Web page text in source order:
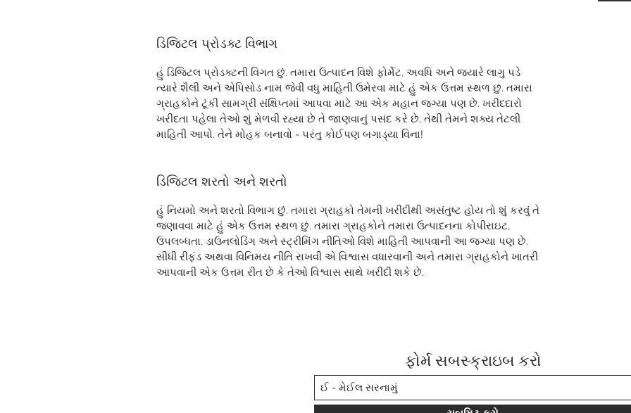
ડિજિટલ પ્રોડક્ટ વિભાગ
હું ડિજિટલ પ્રોડક્ટની વિગત છું. તમારા ઉત્પાદન વિશે ફોર્મેટ, અવધિ અને જ્યારે લાગુ પડે
ત્યારે શૈલી અને એપિસોડ નામ જેવી વધુ માહિતી ઉમેરવા માટે હું એક ઉત્તમ સ્થળ છું. તમારા
ગ્રાહકોને ટૂંકી સામગ્રી સંક્ષિપ્તમાં આપવા માટે આ એક મહાન જગ્યા પણ છે. ખરીદદારો
ખરીદતા પહેલા તેઓ શું મેળવી રહ્યા છે તે જાણવાનું પસંદ કરે છે, તેથી તેમને શક્ય તેટલી
માહિતી આપો. તેને મોહક બનાવો - પરંતુ કોઈપણ બગાડ્યા વિના!
ડિજિટલ શરતો અને શરતો
હું નિયમો અને શરતો વિભાગ છું. તમારા ગ્રાહકો તેમની ખરીદીથી અસંતુષ્ટ હોય તો શું કરવું તે
જણાવવા માટે હું એક ઉત્તમ સ્થળ છું. તમારા ગ્રાહકોને તમારા ઉત્પાદનના કોપીરાઇટ,
ઉપલબ્ધતા, ડાઉનલોડિંગ અને સ્ટ્રીમિંગ નીતિઓ વિશે માહિતી આપવાની આ જગ્યા પણ છે.
સીધી રીફંડ અથવા વિનિમય નીતિ રાખવી એ વિશ્વાસ વધારવાની અને તમારા ગ્રાહકોને ખાતરી
આપવાની એક ઉત્તમ રીત છે કે તેઓ વિશ્વાસ સાથે ખરીદી શકે છે.
ફોર્મ સબસ્ક્રાઇબ કરો